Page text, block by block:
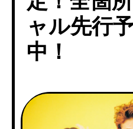
ャル先行
中！